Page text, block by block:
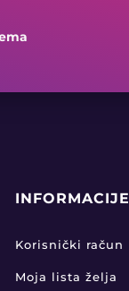
INFORMACIJE
Korisnički račun
Moja lista želja